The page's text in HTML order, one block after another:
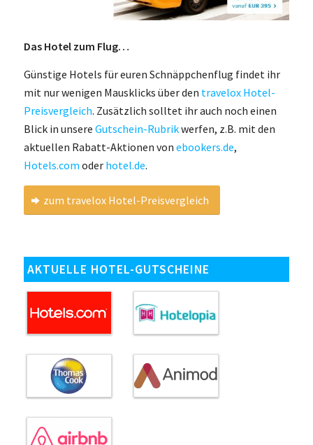
Das Hotel zum Flug…
Günstige Hotels für euren Schnäppchenflug findet ihr
mit nur wenigen Mausklicks über den travelox Hotel-
Preisvergleich. Zusätzlich solltet ihr auch noch einen
Blick in unsere Gutschein-Rubrikwerfen, z.B. mit den
aktuellen Rabatt-Aktionen von ebookers.de,
Hotels.com oder hotel.de.
zum travelox Hotel-Preisvergleich
AKTUELLE HOTEL-GUTSCHEINE